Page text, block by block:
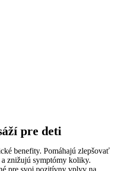
pre deti
benefity. Pomáhajú zlepšovať
znižujú symptómy koliky.
pre svoj pozitívny vplyv na